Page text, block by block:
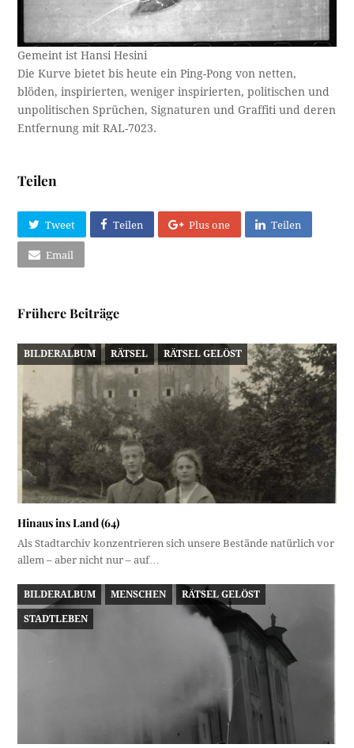
Gemeint ist Hansi Hesini
Die Kurve bietet bis heute ein Ping-Pong von netten,
blöden, inspirierten, weniger inspirierten, politischen und
unpolitischen Sprüchen, Signaturen und Graffiti und deren
Entfernung mit RAL-7023.
Teilen
Tweet Teilen Plus one Teilen
Email
Frühere Beiträge
BILDERALBUM RÄTSEL RÄTSEL GELÖST
Hinaus ins Land (64)
Als Stadtarchiv konzentrieren sich unsere Bestände natürlich vor
allem – aber nicht nur – auf…
BILDERALBUM MENSCHEN RÄTSEL GELÖST
STADTLEBEN